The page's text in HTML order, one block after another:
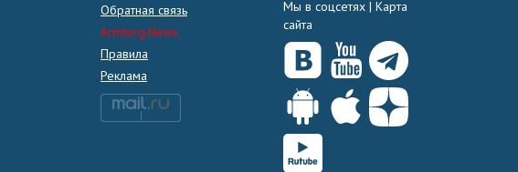
Обратная связь
Armtorg.News
Правила
Реклама
Мы в соцсетях | Карта
сайта